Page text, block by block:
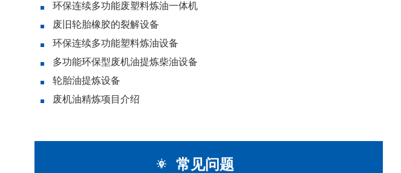
环保连续多功能废塑料炼油一体机
废旧轮胎橡胶的裂解设备
环保连续多功能塑料炼油设备
多功能环保型废机油提炼柴油设备
轮胎油提炼设备
废机油精炼项目介绍
常见问题